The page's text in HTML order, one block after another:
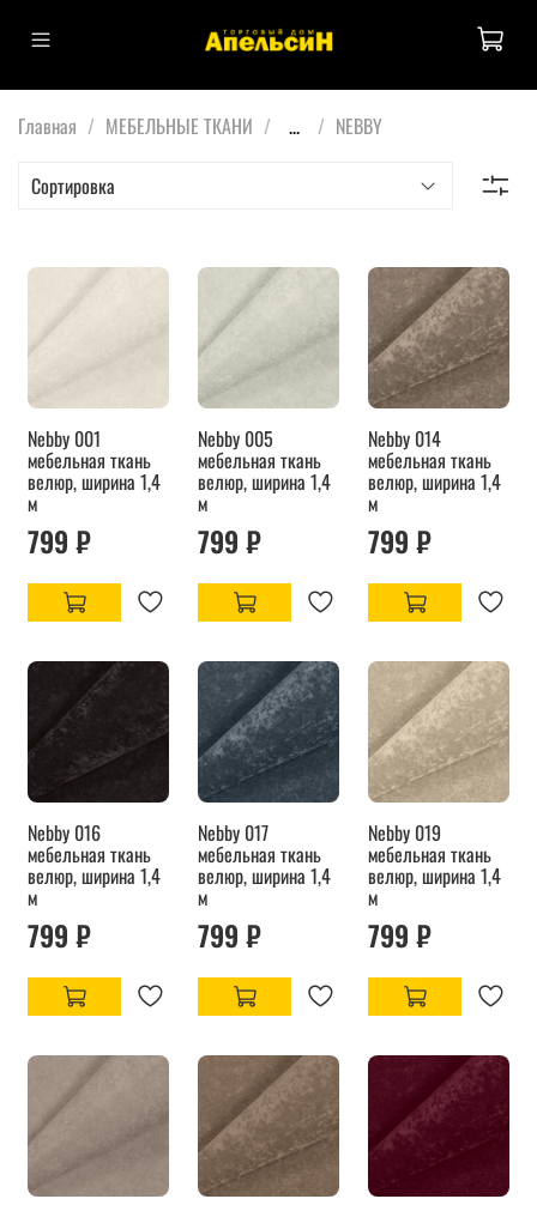
Главная МЕБЕЛЬНЫЕ ТКАНИ ... NEBBY
Nebby 001
мебельная ткань
велюр, ширина 1,4
м
799 ₽
Nebby 005
мебельная ткань
велюр, ширина 1,4
м
799 ₽
Nebby 014
мебельная ткань
велюр, ширина 1,4
м
799 ₽
Nebby 016
мебельная ткань
велюр, ширина 1,4
м
799 ₽
Nebby 017
мебельная ткань
велюр, ширина 1,4
м
799 ₽
Nebby 019
мебельная ткань
велюр, ширина 1,4
м
799 ₽